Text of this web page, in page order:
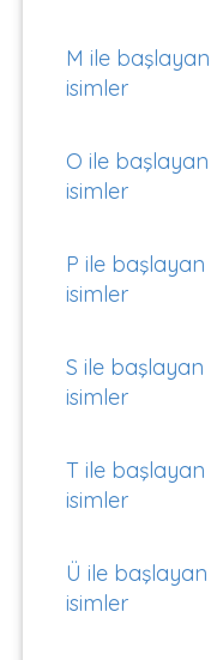
M ile başlayan
isimler
O ile başlayan
isimler
P ile başlayan
isimler
S ile başlayan
isimler
T ile başlayan
isimler
Ü ile başlayan
isimler